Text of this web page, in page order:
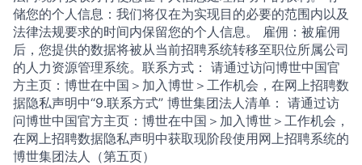
储您的个人信息：我们将仅在为实现目的必要的范围内以及
法律法规要求的时间内保留您的个人信息。 雇佣：被雇佣
后，您提供的数据将被从当前招聘系统转移至职位所属公司
的人力资源管理系统。联系方式： 请通过访问博世中国官
方主页：博世在中国＞加入博世＞工作机会，在网上招聘数
据隐私声明中“9.联系方式” 博世集团法人清单： 请通过访
问博世中国官方主页：博世在中国＞加入博世＞工作机会，
在网上招聘数据隐私声明中获取现阶段使用网上招聘系统的
博世集团法人（第五页）